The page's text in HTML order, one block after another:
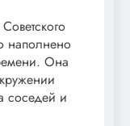
наполнено
Она
соседей и